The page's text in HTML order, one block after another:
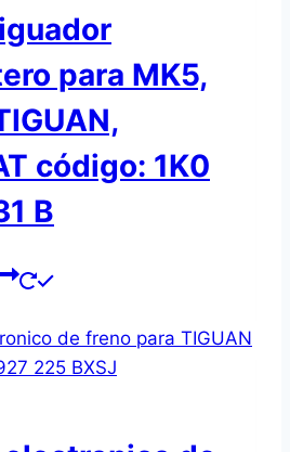
para MK5,
código: 1K0
B